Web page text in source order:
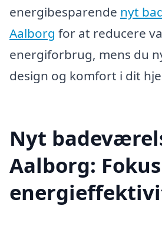
energibesparende nyt
Aalborg for at reducere
energiforbrug, mens du
design og komfort i dit
Nyt
Aalborg: